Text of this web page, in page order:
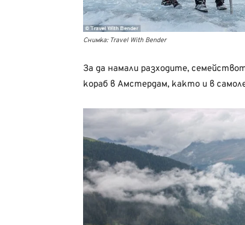
Снимка: Travel With Bender
За да намали разходите,
кораб в Амстердам, както и в